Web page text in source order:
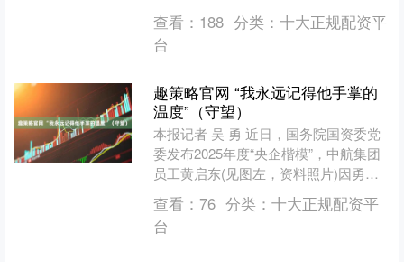
20”及“21广发21”2025年付息....
查看： 188 分类： 十大正规配资平
台
趣策略官网 “我永远记得他手掌的
温度”（守望）
本报记者 吴 勇 近日，国务院国资委党
委发布2025年度“央企楷模”，中航集团
员工黄启东(见图左，资料照片)因勇救
落水父子被授予“央企楷模”荣誉称号。
2025....
查看： 76 分类： 十大正规配资平
台